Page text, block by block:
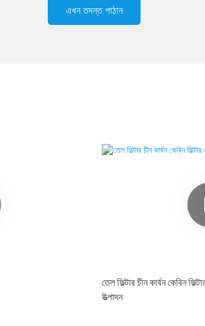
এখন তদন্ত পাঠান
তেল ফিল্টার চীন কার্বন কেবিন
উত্পাদন